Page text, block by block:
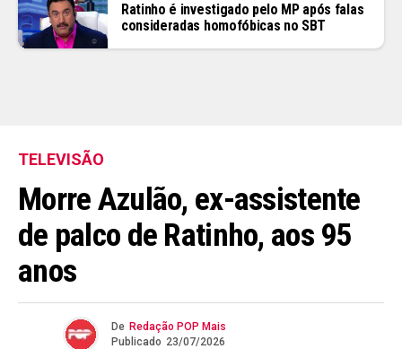
Ratinho é investigado pelo MP após falas
consideradas homofóbicas no SBT
TELEVISÃO
Morre Azulão, ex-assistente
de palco de Ratinho, aos 95
anos
De Redação POP Mais
Publicado 23/07/2026